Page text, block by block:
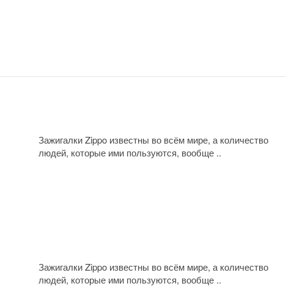
Зажигалки Zippo известны во всём мире, а количество
людей, которые ими пользуются, вообще ..
Зажигалки Zippo известны во всём мире, а количество
людей, которые ими пользуются, вообще ..